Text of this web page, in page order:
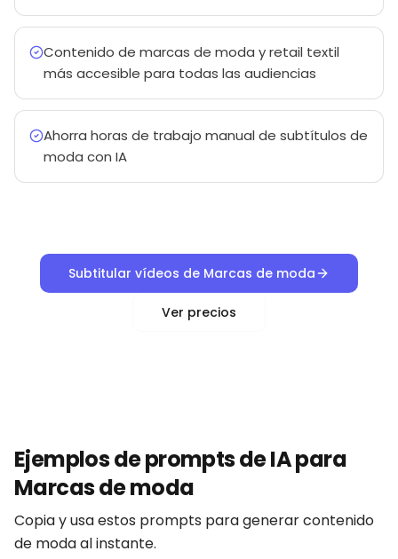
Contenido de marcas de moda y retail textil
más accesible para todas las audiencias
Ahorra horas de trabajo manual de subtítulos de
moda con IA
Subtitular vídeos de Marcas de moda
Ver precios
Ejemplos de prompts de IA para
Marcas de moda
Copia y usa estos prompts para generar contenido
de moda al instante.